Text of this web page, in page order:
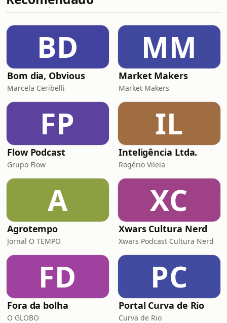
guarda no peito e uma casa que
muito tempo. Mas então uma filha
sorri. Outra chama por nós. Um
abraço pequeno encontra nosso colo.
Uma risa
BD
Bom dia, Obvious
Marcela Ceribelli
MM
Market Makers
Market Makers
FP
Flow Podcast
Grupo Flow
IL
Inteligência Ltda.
Rogério Vilela
A
Agrotempo
Jornal O TEMPO
XC
Xwars Cultura Nerd
Xwars Podcast Cultura Nerd
FD
Fora da bolha
O GLOBO
PC
Portal Curva de Rio
Curva de Rio